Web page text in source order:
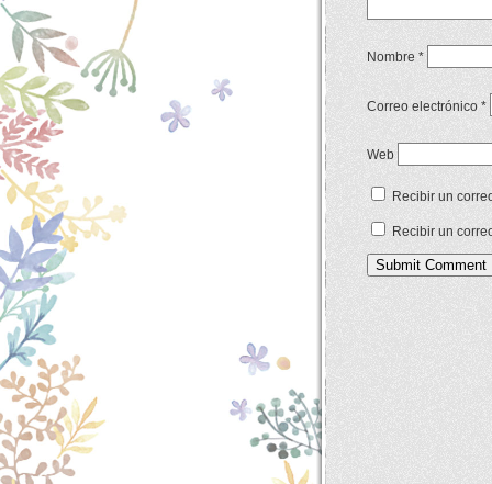
Nombre *
Correo electrónico *
Web
Recibir un
Recibir un